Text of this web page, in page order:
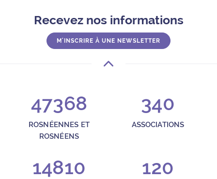
Recevez nos informations
M'INSCRIRE À UNE NEWSLETTER
47368
ROSNÉENNES ET
ROSNÉENS
340
ASSOCIATIONS
14810 120